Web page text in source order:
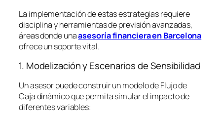
La implementación de estas estrategias requiere
disciplina y herramientas de previsión avanzadas,
áreas donde unaasesoría financiera en Barcelona
ofrece un soporte vital.
1. Modelización y Escenarios de Sensibilidad
Un asesor puede construir un modelo de Flujo de
Caja dinámico que permita simular el impacto de
diferentes variables: